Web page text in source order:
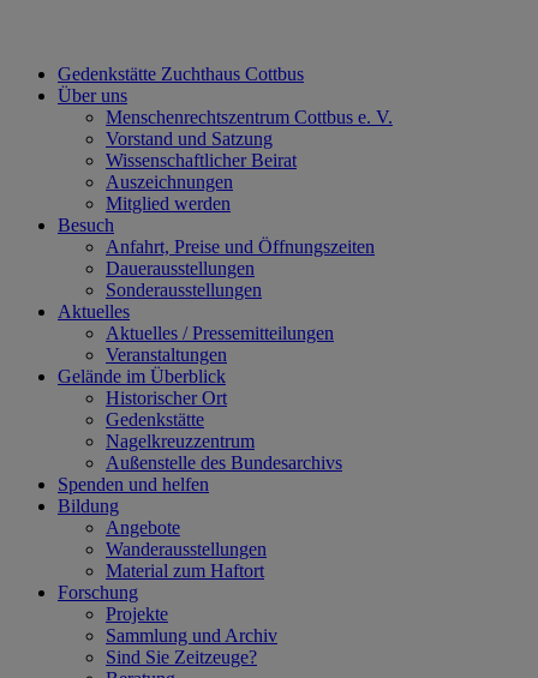
Gedenkstätte Zuchthaus Cottbus
Über uns
Menschenrechtszentrum Cottbus e. V.
Vorstand und Satzung
Wissenschaftlicher Beirat
Auszeichnungen
Mitglied werden
Besuch
Anfahrt, Preise und Öffnungszeiten
Dauerausstellungen
Sonderausstellungen
Aktuelles
Aktuelles / Pressemitteilungen
Veranstaltungen
Gelände im Überblick
Historischer Ort
Gedenkstätte
Nagelkreuzzentrum
Außenstelle des Bundesarchivs
Spenden und helfen
Bildung
Angebote
Wanderausstellungen
Material zum Haftort
Forschung
Projekte
Sammlung und Archiv
Sind Sie Zeitzeuge?